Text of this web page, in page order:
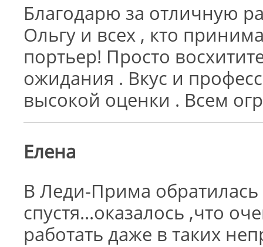
Благодарю за отличную
Ольгу и всех , кто
портьер! Просто
ожидания . Вкус и
высокой оценки . Всем
Елена
В Леди-Прима обратилась
спустя...оказалось ,что
работать даже в таких